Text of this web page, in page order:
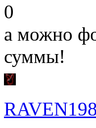
0
а можно
суммы!